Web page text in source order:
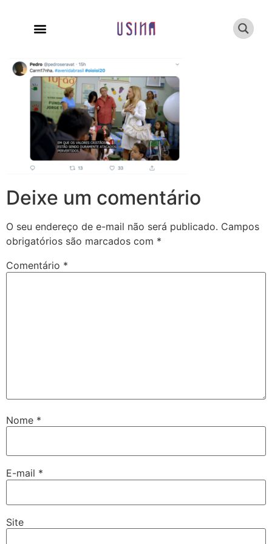
Deixe um comentário
O seu endereço de e-mail não será publicado. Campos
obrigatórios são marcados com *
Comentário *
Nome *
E-mail *
Site